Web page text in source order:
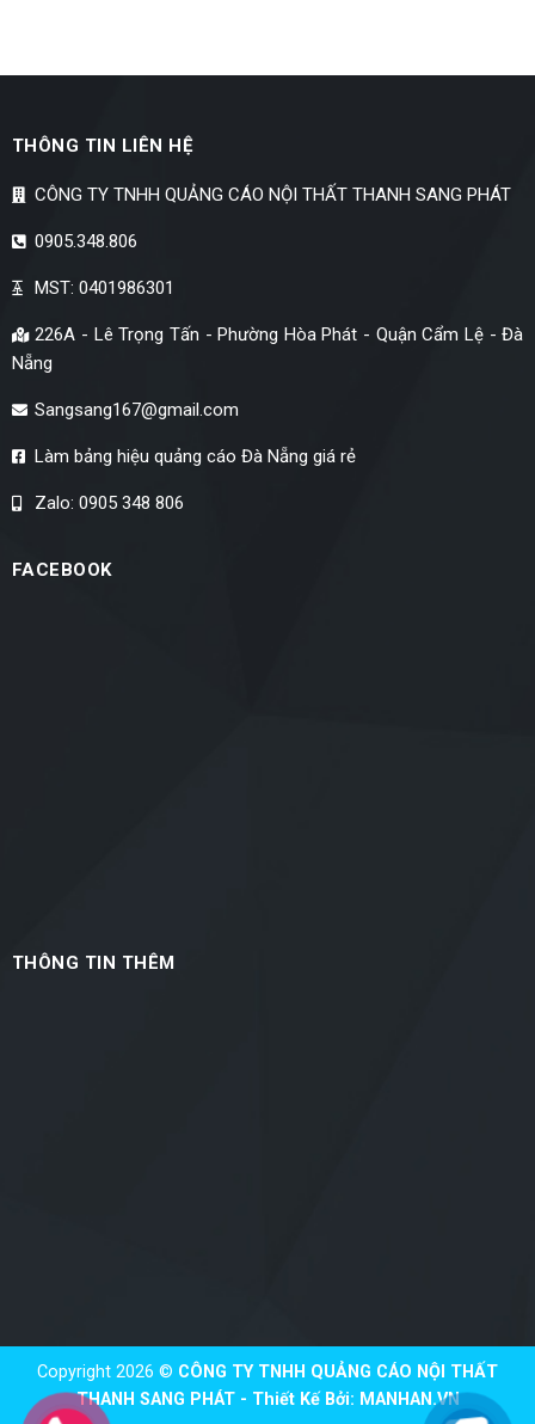
THÔNG TIN LIÊN HỆ
CÔNG TY TNHH QUẢNG CÁO NỘI THẤT THANH SANG PHÁT
0905.348.806
MST: 0401986301
226A - Lê Trọng Tấn - Phường Hòa Phát - Quận Cẩm Lệ - Đà
Nẵng
Sangsang167@gmail.com
Làm bảng hiệu quảng cáo Đà Nẵng giá rẻ
Zalo: 0905 348 806
FACEBOOK
THÔNG TIN THÊM
Copyright 2026 © CÔNG TY TNHH QUẢNG CÁO NỘI THẤT
THANH SANG PHÁT - Thiết Kế Bởi: MANHAN.VN